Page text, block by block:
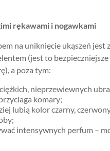
rękawami i nogawkami
na uniknięcie ukąszeń jest
(jest to
a poza tym:
nieprzewiewnych
komary;
lubią kolor czarny,
intensywnych perfum –